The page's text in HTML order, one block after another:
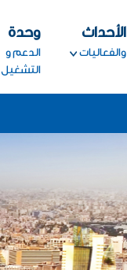
الأحداث
والفعاليات
وحدة
الدعم و
التشغيل